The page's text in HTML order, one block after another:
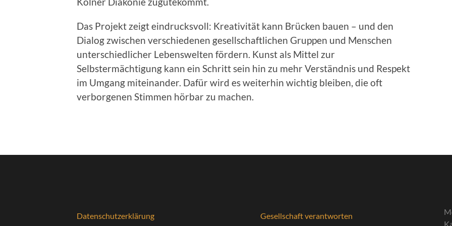
Das Projekt zeigt eindrucksvoll: Kreativität kann Brücken bauen – und den
Dialog zwischen verschiedenen gesellschaftlichen Gruppen und Menschen
unterschiedlicher Lebenswelten fördern. Kunst als Mittel zur
Selbstermächtigung kann ein Schritt sein hin zu mehr Verständnis und Respekt
im Umgang miteinander. Dafür wird es weiterhin wichtig bleiben, die oft
verborgenen Stimmen hörbar zu machen.
Datenschutzerklärung Gesellschaft verantworten